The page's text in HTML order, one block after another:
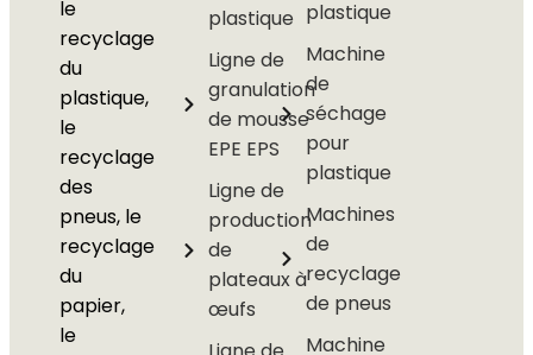
le
recyclage
du
plastique,
le
recyclage
des
pneus, le
recyclage
du
papier,
le
plastique
Ligne de
granulation
de mousse
EPE EPS
Ligne de
production
de
plateaux à
œufs
plastique
Machine
de
séchage
pour
plastique
Machines
de
recyclage
de pneus
Machine